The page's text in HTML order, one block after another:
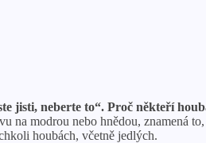
jisti, neberte to“. Proč někteří
modrou nebo hnědou, znamená
houbách, včetně jedlých.